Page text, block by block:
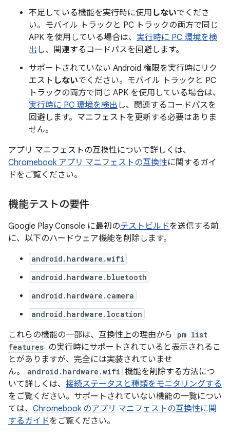
不足している機能を実行時に使用 しないでくださ
い。モバイル トラックと PC トラックの両方で同じ
APK を使用している場合は、 実行時に PC 環境を検
出 し、関連するコードパスを回避します。
サポートされていない Android 権限を実行時にリク
エスト しないでください。モバイル トラックと PC
トラックの両方で同じ APK を使用している場合は、
実行時に PC 環境を検出 し、関連するコードパスを
回避します。マニフェストを更新する必要はありま
せん。
アプリ マニフェストの互換性について詳しくは、
Chromebook アプリ マニフェストの互換性に関するガイ
ドをご覧ください。
機能テストの要件
Google Play Console に最初のテストビルドを送信する前
に、以下のハードウェア機能を削除します。
android.hardware.wifi
android.hardware.bluetooth
android.hardware.camera
android.hardware.location
これらの機能の一部は、互換性上の理由から
pm list
features の実行時にサポートされていると表示されるこ
とがありますが、完全には実装されていませ
ん。
android.hardware.wifi 機能を削除する方法につ
いて詳しくは、 接続ステータスと種類をモニタリングする
をご覧ください。サポートされていない機能の一覧につい
ては、 Chromebook のアプリ マニフェストの互換性に関
するガイドをご覧ください。